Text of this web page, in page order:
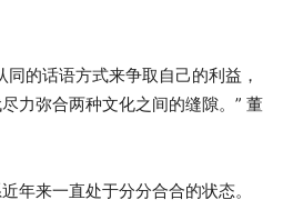
的话语方式来争取自己的利益，
力弥合两种文化之间的缝隙。” 董
年来一直处于分分合合的状态。